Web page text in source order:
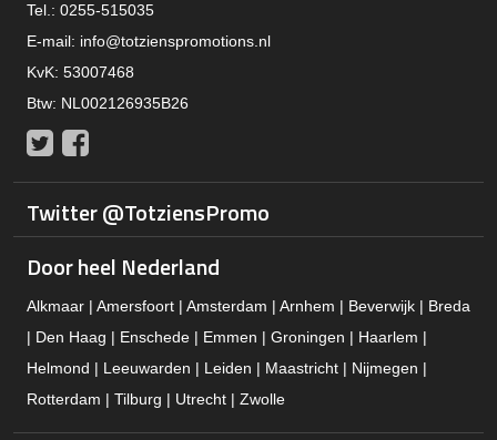
Tel.: 0255-515035
E-mail: info@totzienspromotions.nl
KvK: 53007468
Btw: NL002126935B26
Twitter
Twitter @TotziensPromo
Door heel Nederland
Alkmaar | Amersfoort | Amsterdam | Arnhem | Beverwijk | Breda
| Den Haag | Enschede | Emmen | Groningen | Haarlem |
Helmond | Leeuwarden | Leiden | Maastricht | Nijmegen |
Rotterdam | Tilburg | Utrecht | Zwolle